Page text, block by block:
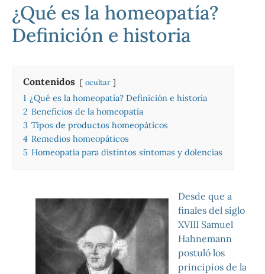
¿Qué es la homeopatía?
Definición e historia
Contenidos ocultar
1 ¿Qué es la homeopatía? Definición e historia
2 Beneficios de la homeopatía
3 Tipos de productos homeopáticos
4 Remedios homeopáticos
5 Homeopatía para distintos síntomas y dolencias
Desde que a
finales del siglo
XVIII Samuel
Hahnemann
postuló los
principios de la